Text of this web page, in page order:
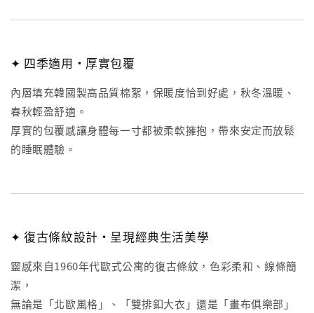
✦ 四季適用・厚實包覆
內層填充韓國製高品質棉絮，保暖度恰到好處，秋冬溫暖、
春秋輕盈舒適。
厚實的包覆感讓身體每一寸都被柔軟擁抱，帶來安定而放鬆
的睡眠體驗。
✦ 復古條紋設計・呈現經典生活美學
靈感來自1960年代歐式公寓的復古條紋，色彩柔和、線條簡
潔，
無論是「北歐風格」、「雙排釦大衣」還是「畫布俱樂部」